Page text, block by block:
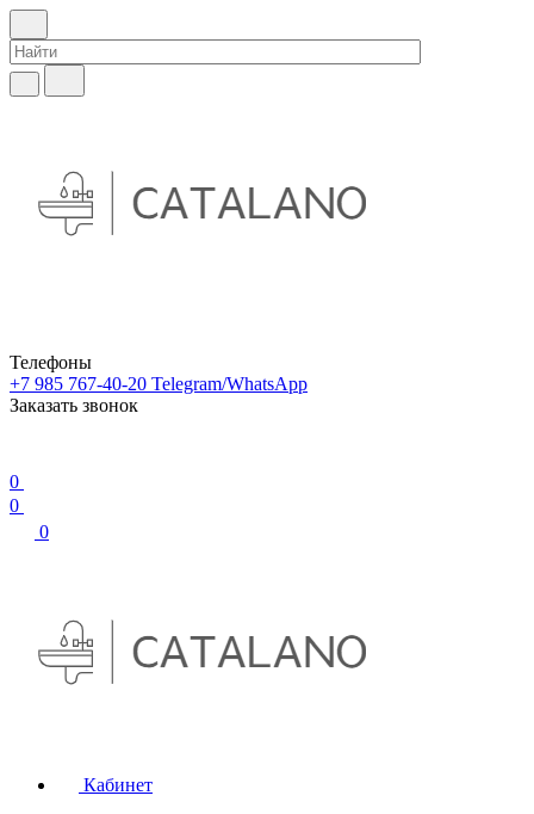
Телефоны
+7 985 767-40-20 Telegram/WhatsApp
Заказать звонок
0
0
0
Кабинет